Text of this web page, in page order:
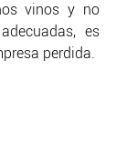
vinos y no
es
perdida.